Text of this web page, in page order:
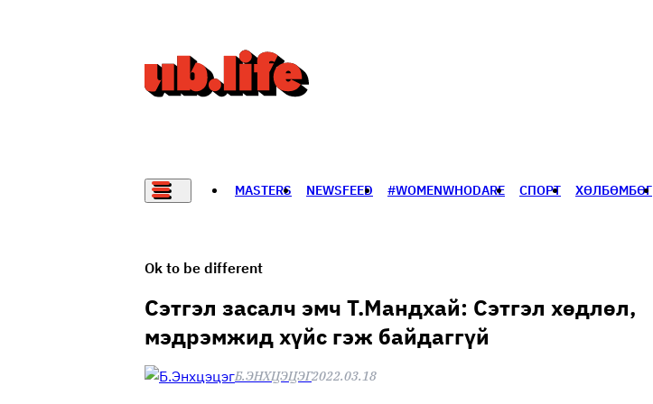
MASTERS NEWSFEED #WOMENWHODARE СПОРТ ХӨЛБӨМБӨГ
Ok to be different
Сэтгэл засалч эмч Т.Мандхай: Сэтгэл хөдлөл,
мэдрэмжид хүйс гэж байдаггүй
Б.ЭНХЦЭЦЭГ2022.03.18